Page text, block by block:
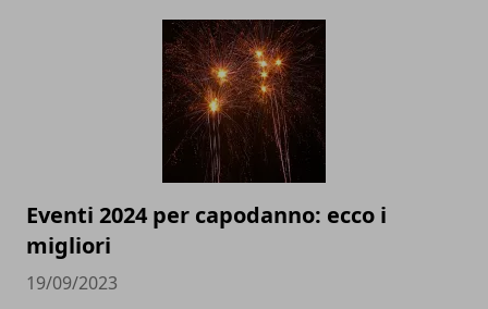
Eventi 2024 per capodanno: ecco i
migliori
19/09/2023